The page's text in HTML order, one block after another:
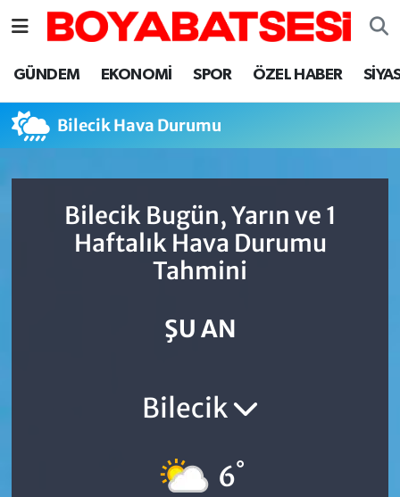
GÜNDEM EKONOMİ SPOR ÖZEL HABER
Bilecik Hava Durumu
Bilecik Bugün, Yarın ve 1
Haftalık Hava Durumu
Tahmini
ŞU AN
Bilecik
6°
Sinop Nöbetçi Eczaneler
Sinop Hava Durumu
Sinop Trafik Yoğunluk Haritası
Süper Lig Puan Durumu ve Fikstür
Son Dakika Haberleri